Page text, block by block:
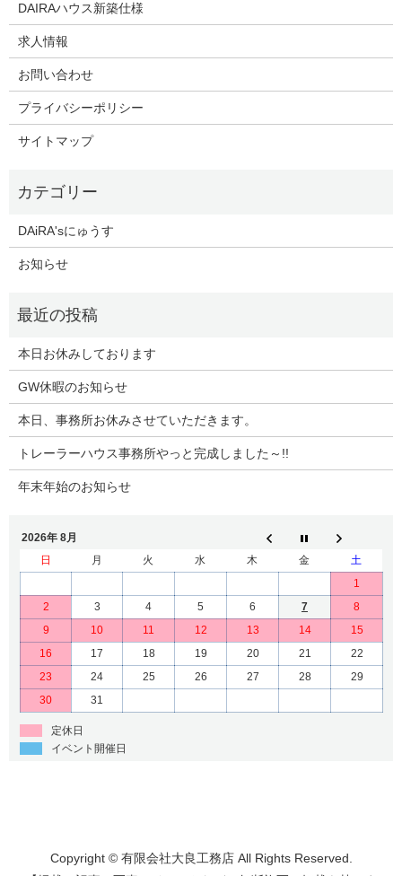
DAIRAハウス新築仕様
求人情報
お問い合わせ
プライバシーポリシー
サイトマップ
DAiRA'sにゅうす
お知らせ
本日お休みしております
GW休暇のお知らせ
本日、事務所お休みさせていただきます。
トレーラーハウス事務所やっと完成しました～!!
年末年始のお知らせ
2026年 8月
日
月 火 水 木 金
土
1
2
3 4 5 6 7
8
9
10 11 12 13 14
15
16
17 18 19 20 21
22
23
24 25 26 27 28
29
30
31
定休日
イベント開催日
Copyright © 有限会社大良工務店 All Rights Reserved.